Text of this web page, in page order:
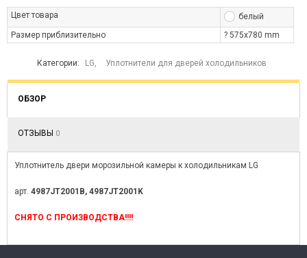
Цвет товара
белый
Размер приблизительно
? 575x780 mm
Категории: LG, Уплотнители для дверей холодильников
ОБЗОР
ОТЗЫВЫ 0
Уплотнитель двери морозильной камеры к холодильникам LG
арт. 4987JT2001B, 4987JT2001K
СНЯТО С ПРОИЗВОДСТВА!!!!